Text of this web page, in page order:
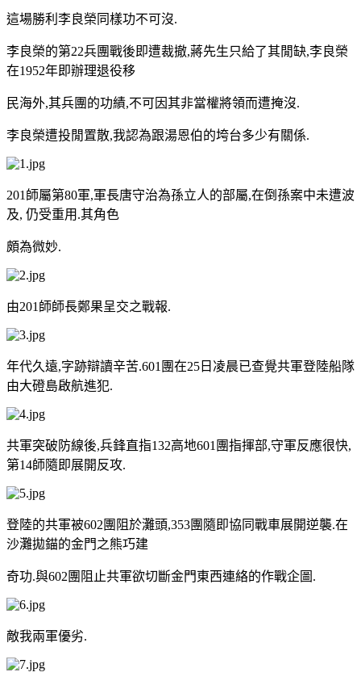
這場勝利李良榮同樣功不可沒.
李良榮的第22兵團戰後即遭裁撤,蔣先生只給了其閒缺,李良榮
在1952年即辦理退役移
民海外,其兵團的功績,不可因其非當權將領而遭掩沒.
李良榮遭投閒置散,我認為跟湯恩伯的垮台多少有關係.
201師屬第80軍,軍長唐守治為孫立人的部屬,在倒孫案中未遭波
及, 仍受重用.其角色
頗為微妙.
由201師師長鄭果呈交之戰報.
年代久遠,字跡辯讀辛苦.601團在25日凌晨已查覺共軍登陸船隊
由大磴島啟航進犯.
共軍突破防線後,兵鋒直指132高地601團指揮部,守軍反應很快,
第14師隨即展開反攻.
登陸的共軍被602團阻於灘頭,353團隨即協同戰車展開逆襲.在
沙灘拋錨的金門之熊巧建
奇功.與602團阻止共軍欲切斷金門東西連絡的作戰企圖.
敵我兩軍優劣.